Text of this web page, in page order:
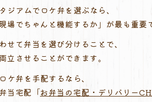
ジアムでロケ弁を選ぶなら、
場でちゃんと機能するか」が最も重要
せて弁当を選び分けることで、
立させることができます。
ケ弁を手配するなら、
当宅配「お弁当の宅配・デリバリー